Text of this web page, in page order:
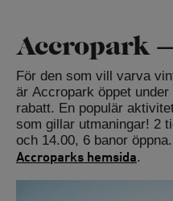
Accropark
För den som vill varva
är Accropark öppet
rabatt. En populär
som gillar utmaningar! 2
och 14.00, 6 banor
Accroparks hemsida.